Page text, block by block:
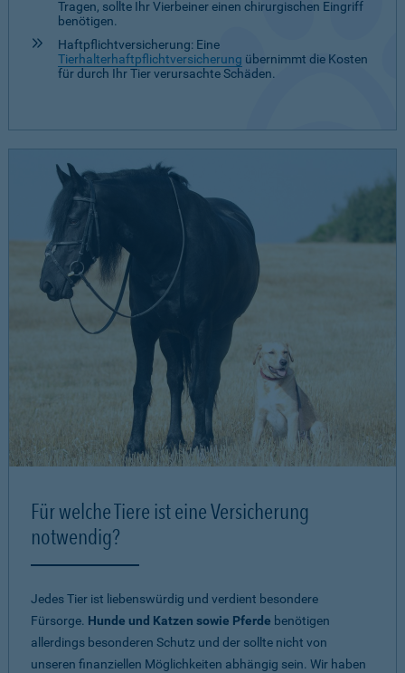
Tragen, sollte Ihr Vierbeiner einen chirurgischen Eingriff
benötigen.
Haftpflichtversicherung: Eine
Tierhalterhaftpflichtversicherung übernimmt die Kosten
für durch Ihr Tier verursachte Schäden.
Für welche Tiere ist eine Versicherung
notwendig?
Jedes Tier ist liebenswürdig und verdient besondere
Fürsorge. Hunde und Katzen sowie Pferde benötigen
allerdings besonderen Schutz und der sollte nicht von
unseren finanziellen Möglichkeiten abhängig sein. Wir haben